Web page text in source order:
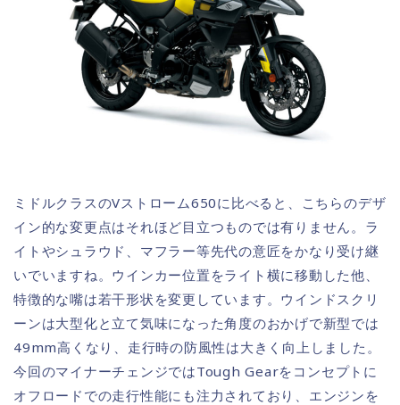
ミドルクラスのVストローム650に比べると、こちらのデザ
イン的な変更点はそれほど目立つものでは有りません。ラ
イトやシュラウド、マフラー等先代の意匠をかなり受け継
いでいますね。ウインカー位置をライト横に移動した他、
特徴的な嘴は若干形状を変更しています。ウインドスクリ
ーンは大型化と立て気味になった角度のおかげで新型では
49mm高くなり、走行時の防風性は大きく向上しました。
今回のマイナーチェンジではTough Gearをコンセプトに
オフロードでの走行性能にも注力されており、エンジンを